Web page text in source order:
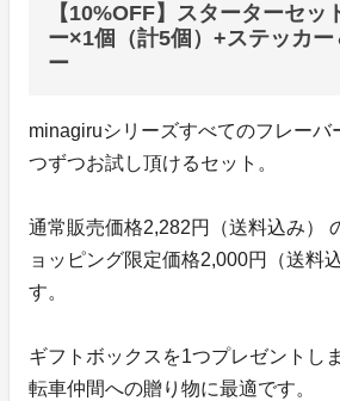
【10%OFF】スターターセッ
ー×1個（計5個）+ステッカー
ー
minagiruシリーズすべてのフレーバ
つずつお試し頂けるセット。
通常販売価格2,282円（送料込み）
ョッピング限定価格2,000円（送料
す。
ギフトボックスを1つプレゼントし
転車仲間への贈り物に最適です。